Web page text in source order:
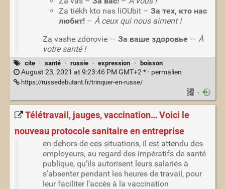
Za tiékh kto nas liOUbit – За тех, кто нас
любит!– À ceux qui nous aiment !
Za vashe zdorovie — За ваше здоровье— À
votre santé !
cite · santé · russie · expression · boisson
August 23, 2021 at 9:23:46 PM GMT+2 * · permalien
https://russedebutant.fr/trinquer-en-russe/
·
Télétravail, jauges, vaccination… Voici le
nouveau protocole sanitaire en entreprise
en dehors de ces situations, il est attendu des
employeurs, au regard des impératifs de santé
publique, qu’ils autorisent leurs salariés à
s’absenter pendant les heures de travail, pour
leur faciliter l’accès à la vaccination